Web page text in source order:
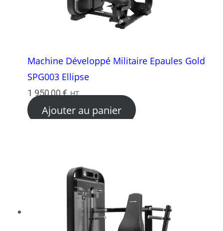
Machine Développé Militaire Epaules Gold
SPG003 Ellipse
1 950,00€ HT
Ajouter au panier